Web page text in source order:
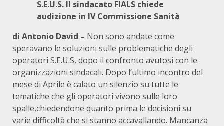
di Antonio David – Non sono andate come
speravano le soluzioni sulle problematiche degli
operatori S.E.U.S, dopo il confronto avutosi con le
organizzazioni sindacali. Dopo l’ultimo incontro del
mese di Aprile è calato un silenzio su tutte le
tematiche che gli operatori vivono sulle loro
spalle,chiedendone quanto prima le decisioni su
varie difficoltà che si stanno accavallando. Mancanza